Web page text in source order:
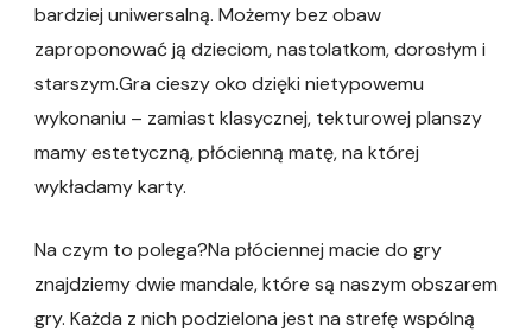
bardziej uniwersalną. Możemy bez obaw
zaproponować ją dzieciom, nastolatkom, dorosłym i
starszym.Gra cieszy oko dzięki nietypowemu
wykonaniu – zamiast klasycznej, tekturowej planszy
mamy estetyczną, płócienną matę, na której
wykładamy karty.
Na czym to polega?Na płóciennej macie do gry
znajdziemy dwie mandale, które są naszym obszarem
gry. Każda z nich podzielona jest na strefę wspólną